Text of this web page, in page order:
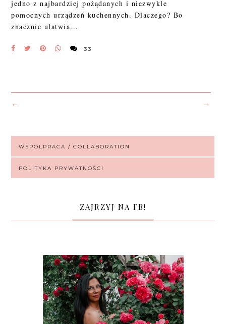
jedno z najbardziej pożądanych i niezwykle
pomocnych urządzeń kuchennych. Dlaczego? Bo
znacznie ułatwia...
33
← →
WSPÓLPRACA / COLLABORATION
POLITYKA PRYWATNOŚCI
ZAJRZYJ NA FB!